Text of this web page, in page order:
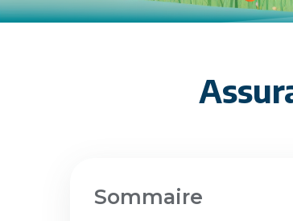
Sommaire